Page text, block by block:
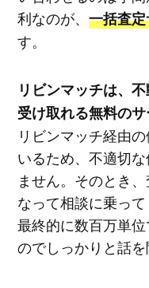
利なのが、 一括査
す。
リビンマッチは、
受け取れる無料の
リビンマッチ経由
いるため、不適切
ません。そのとき
なって相談に乗って
最終的に数百万単
のでしっかりと話を